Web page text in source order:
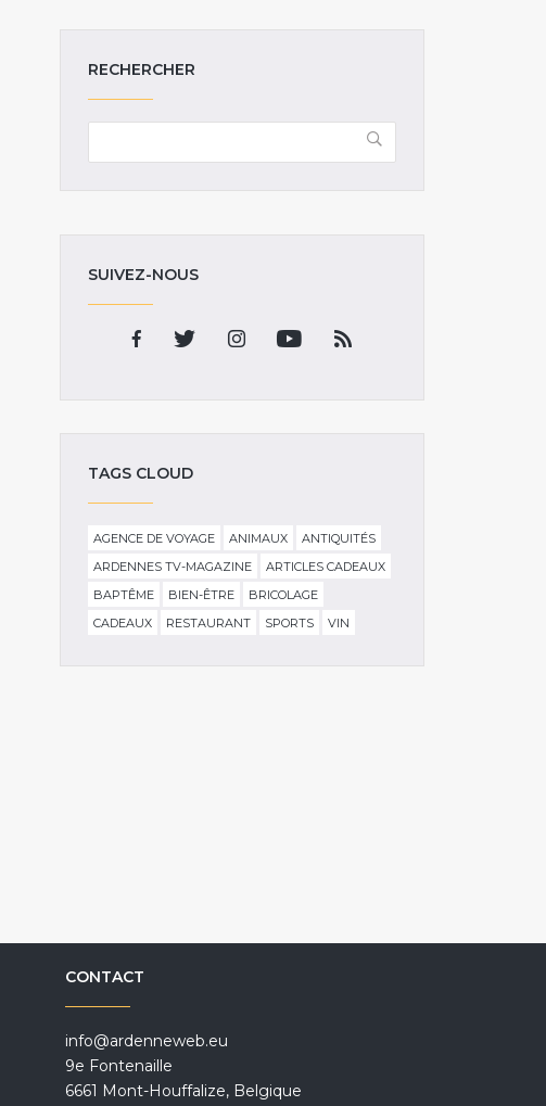
RECHERCHER
SUIVEZ-NOUS
TAGS CLOUD
AGENCE DE VOYAGE ANIMAUX
ANTIQUITÉS
ARDENNES TV-MAGAZINE
ARTICLES CADEAUX
BAPTÊME
BIEN-ÊTRE
BRICOLAGE
CADEAUX
RESTAURANT SPORTS VIN
CONTACT
info@ardenneweb.eu
9e Fontenaille
6661 Mont-Houffalize, Belgique